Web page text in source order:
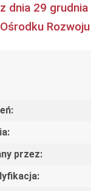
dnia 29
przez: